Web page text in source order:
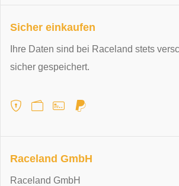
Sicher einkaufen
Ihre Daten sind bei Raceland stets
sicher gespeichert.
Raceland GmbH
Raceland GmbH